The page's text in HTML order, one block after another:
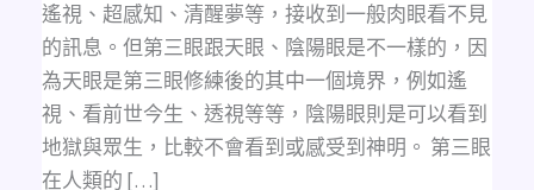
遙視、超感知、清醒夢等，接收到一般肉眼看不見
的訊息。但第三眼跟天眼、陰陽眼是不一樣的，因
為天眼是第三眼修練後的其中一個境界，例如遙
視、看前世今生、透視等等，陰陽眼則是可以看到
地獄與眾生，比較不會看到或感受到神明。 第三眼
在人類的 […]